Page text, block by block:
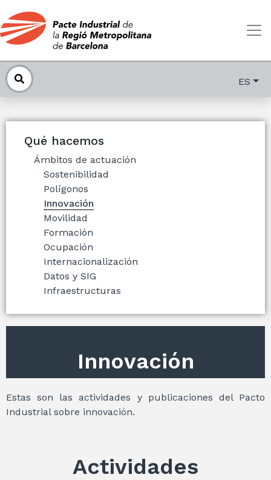
ES
Qué hacemos
Ámbitos de actuación
Sostenibilidad
Polígonos
Innovación
Movilidad
Formación
Ocupación
Internacionalización
Datos y SIG
Infraestructuras
Innovación
Estas son las actividades y publicaciones del Pacto
Industrial sobre innovación.
Actividades